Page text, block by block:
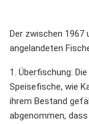
Der zwischen 1967
angelandeten
1. Überfischung:
Speisefische, wie
ihrem Bestand
abgenommen,